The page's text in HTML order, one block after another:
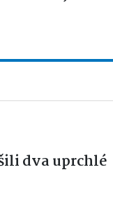
dva uprchlé